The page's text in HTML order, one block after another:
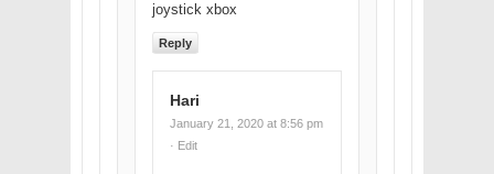
joystick xbox
Reply
Hari
January 21, 2020 at 8:56 pm
· Edit